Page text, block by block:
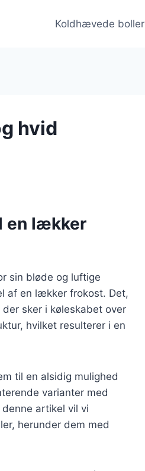
Koldhævede boller
hvid
en lækker
sin bløde og luftige
af en lækker frokost. Det,
sker i køleskabet over
hvilket resulterer i en
til en alsidig mulighed
varianter med
artikel vil vi
herunder dem med